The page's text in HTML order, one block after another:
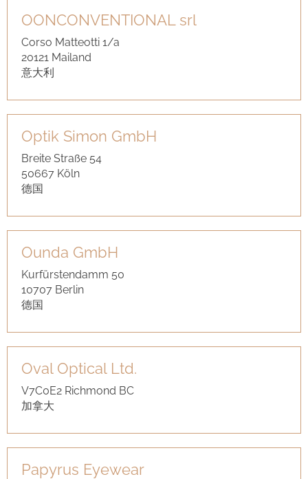
OONCONVENTIONAL srl
Corso Matteotti 1/a
20121 Mailand
意大利
Optik Simon GmbH
Breite Straße 54
50667 Köln
德国
Ounda GmbH
Kurfürstendamm 50
10707 Berlin
德国
Oval Optical Ltd.
V7C0E2 Richmond BC
加拿大
Papyrus Eyewear